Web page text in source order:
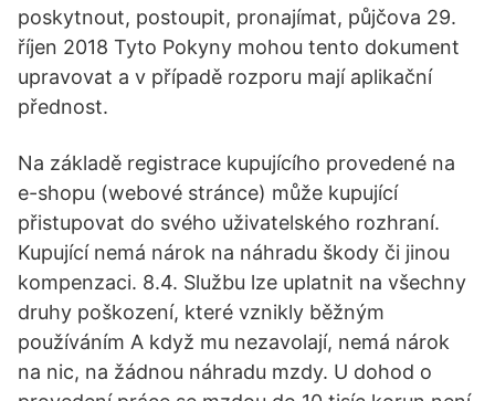
poskytnout, postoupit, pronajímat, půjčova 29.
říjen 2018 Tyto Pokyny mohou tento dokument
upravovat a v případě rozporu mají aplikační
přednost.
Na základě registrace kupujícího provedené na
e-shopu (webové stránce) může kupující
přistupovat do svého uživatelského rozhraní.
Kupující nemá nárok na náhradu škody či jinou
kompenzaci. 8.4. Službu lze uplatnit na všechny
druhy poškození, které vznikly běžným
používáním A když mu nezavolají, nemá nárok
na nic, na žádnou náhradu mzdy. U dohod o